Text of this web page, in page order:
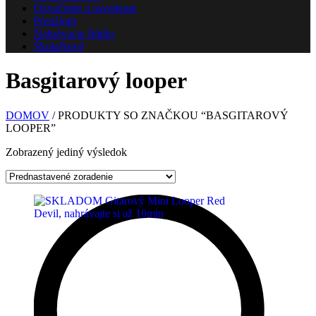
Ozvučenie a osvetlenie
Prenájom
Nahrávacie štúdio
ŠkolaNové
Basgitarový looper
DOMOV / PRODUKTY SO ZNAČKOU “BASGITAROVÝ
LOOPER”
Zobrazený jediný výsledok